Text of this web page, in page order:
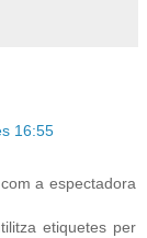
16:55
a espectadora
etiquetes per